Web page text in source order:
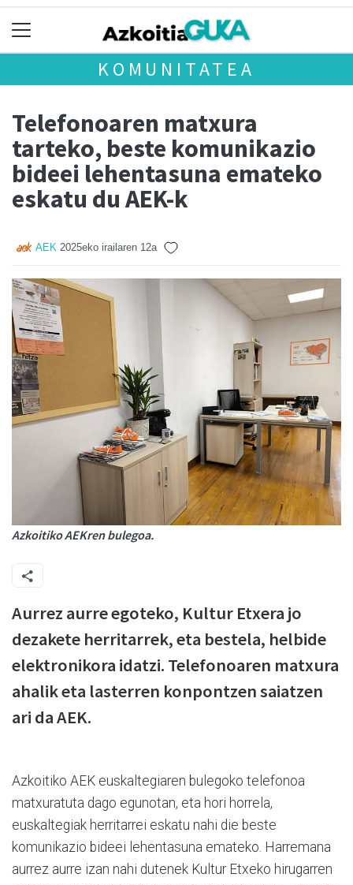
KOMUNITATEA
Telefonoaren matxura
tarteko, beste komunikazio
bideei lehentasuna emateko
eskatu du AEK-k
AEK 2025eko irailaren 12a
Azkoitiko AEKren bulegoa.
Aurrez aurre egoteko, Kultur Etxera jo
dezakete herritarrek, eta bestela, helbide
elektronikora idatzi. Telefonoaren matxura
ahalik eta lasterren konpontzen saiatzen
ari da AEK.
Azkoitiko AEK euskaltegiaren bulegoko telefonoa
matxuratuta dago egunotan, eta hori horrela,
euskaltegiak herritarrei eskatu nahi die beste
komunikazio bideei lehentasuna emateko. Harremana
aurrez aurre izan nahi dutenek Kultur Etxeko hirugarren